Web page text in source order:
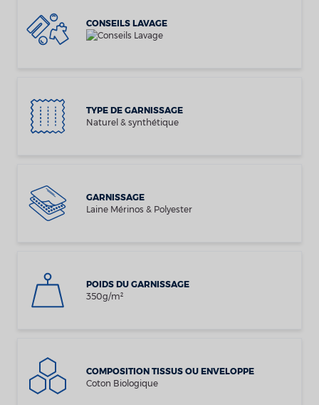
CONSEILS LAVAGE
TYPE DE GARNISSAGE
Naturel & synthétique
GARNISSAGE
Laine Mérinos & Polyester
POIDS DU GARNISSAGE
350g/m²
COMPOSITION TISSUS OU ENVELOPPE
Coton Biologique